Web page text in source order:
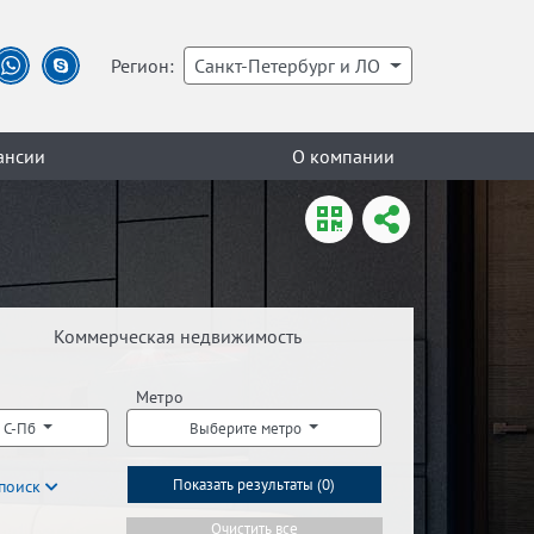
Регион: Санкт-Петербург и ЛО
О компании
Коммерческая недвижимость
С-Пб
Метро
Выберите метро
Показать результаты (0)
Очистить все